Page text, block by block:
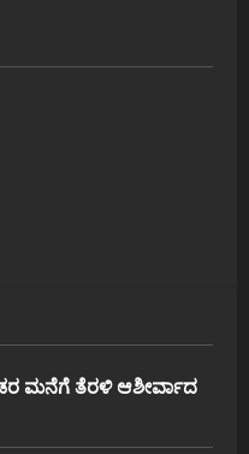
ಮನೆಗೆ ತೆರಳಿ ಆಶೀರ್ವಾದ